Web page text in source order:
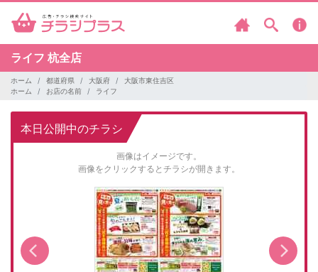
ライフ 杭全店
ホーム 都道府県 大阪府
大阪市東住吉区
ホーム
お店の名前 ライフ
本日公開中のチラシ
画像はイメージです。
画像をクリックするとチラシが開きます。